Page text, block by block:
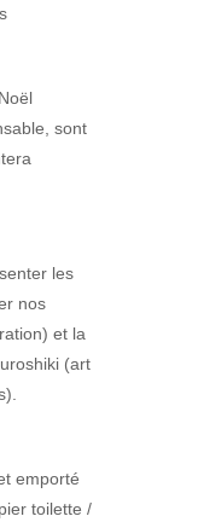
sont
les
nos
et la
(art
emporté
toilette /